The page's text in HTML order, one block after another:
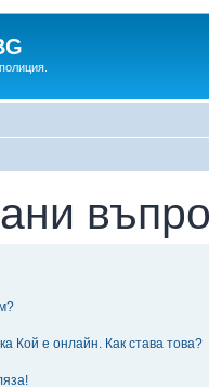
Кой е онлайн. Как става това?